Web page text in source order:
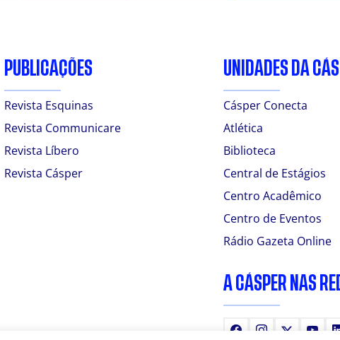
PUBLICAÇÕES
Revista Esquinas
Revista Communicare
Revista Líbero
Revista Cásper
UNIDADES DA
Cásper Conecta
Atlética
Biblioteca
Central de Estágios
Centro Acadêmico
Centro de Eventos
Rádio Gazeta Online
A CÁSPER NAS
FacebookInstagram
X